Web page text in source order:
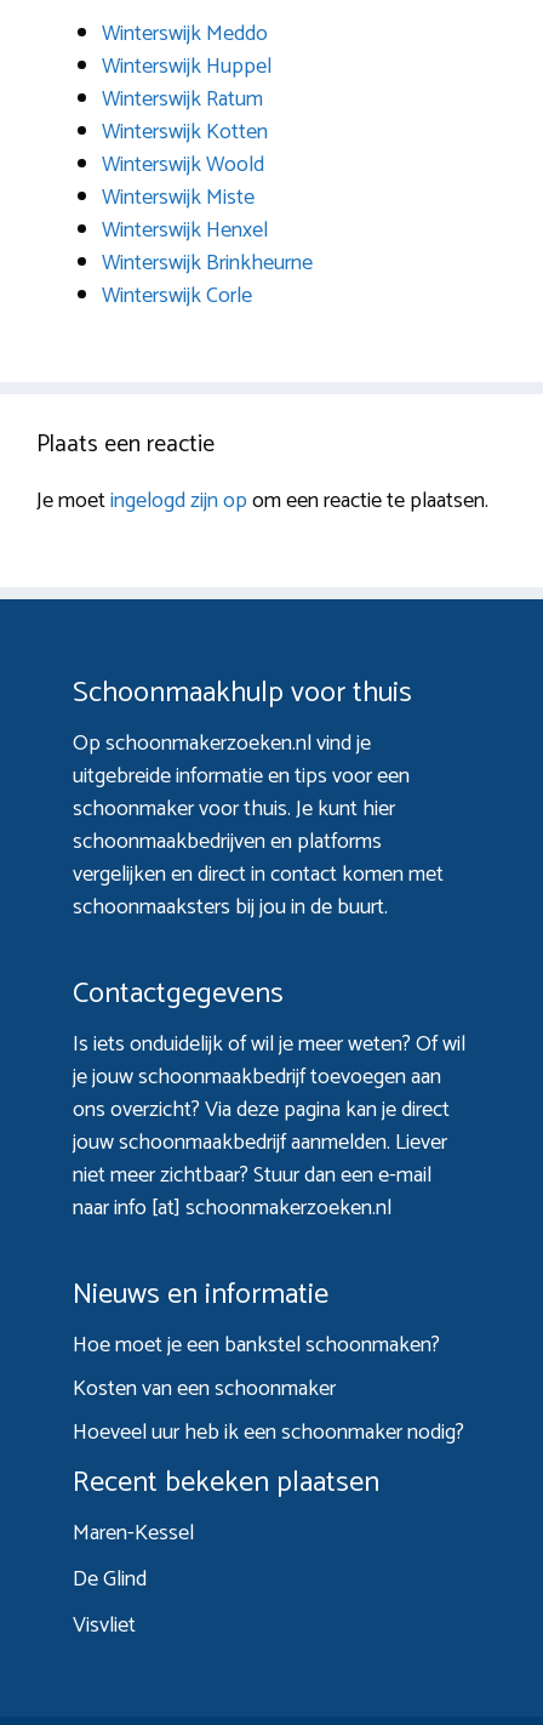
Winterswijk Meddo
Winterswijk Huppel
Winterswijk Ratum
Winterswijk Kotten
Winterswijk Woold
Winterswijk Miste
Winterswijk Henxel
Winterswijk Brinkheurne
Winterswijk Corle
Plaats een reactie
Je moetingelogd zijn opom een reactie te plaatsen.
Schoonmaakhulp voor thuis
Op schoonmakerzoeken.nl vind je
uitgebreide informatie en tips voor een
schoonmaker voor thuis. Je kunt hier
schoonmaakbedrijven en platforms
vergelijken en direct in contact komen met
schoonmaaksters bij jou in de buurt.
Contactgegevens
Is iets onduidelijk of wil je meer weten? Of wil
je jouw schoonmaakbedrijf toevoegen aan
ons overzicht? Viadeze paginakan je direct
jouw schoonmaakbedrijf aanmelden. Liever
niet meer zichtbaar? Stuur dan een e-mail
naar info [at] schoonmakerzoeken.nl
Nieuws en informatie
Hoe moet je een bankstel schoonmaken?
Kosten van een schoonmaker
Hoeveel uur heb ik een schoonmaker nodig?
Recent bekeken plaatsen
Maren-Kessel
De Glind
Visvliet